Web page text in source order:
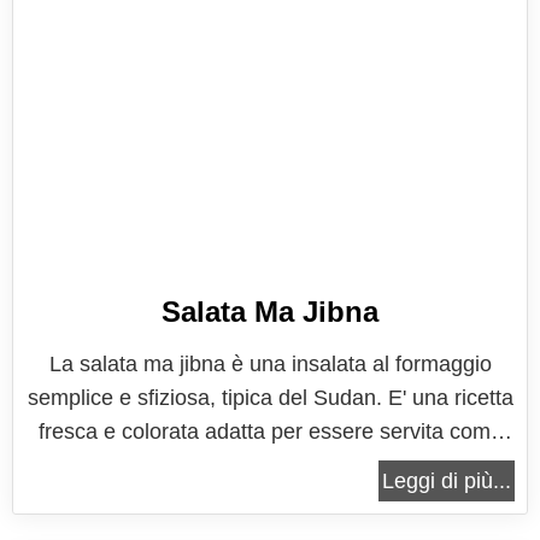
Salata Ma Jibna
La salata ma jibna è una insalata al formaggio
semplice e sfiziosa, tipica del Sudan. E' una ricetta
fresca e colorata adatta per essere servita come
contorno in tantissime occasioni, dalle serate in
compagnia alle cene fresche e leggere. Infatti
Leggi di più...